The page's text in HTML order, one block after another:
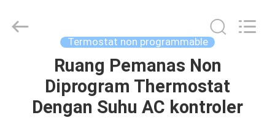
RUMAH
PRODUK
Limited.
Termostat non programmable
Ruang Pemanas Non
Diprogram Thermostat
Dengan Suhu AC kontroler